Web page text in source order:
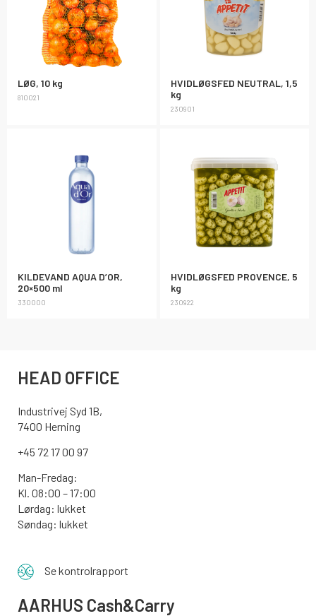
LØG, 10 kg
810021
HVIDLØGSFED NEUTRAL, 1,5
kg
230901
KILDEVAND AQUA D’OR,
20×500 ml
330000
HVIDLØGSFED PROVENCE, 5
kg
230922
HEAD OFFICE
Industrivej Syd 1B,
7400 Herning
+45 72 17 00 97
Man-Fredag:
Kl. 08:00 – 17:00
Lørdag: lukket
Søndag: lukket
Se kontrolrapport
AARHUS Cash&Carry